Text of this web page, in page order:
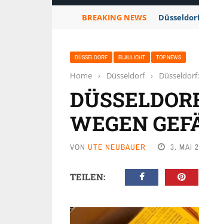
BREAKING NEWS
DÜSSELDORF BLAULICHT TOP NEWS
Home › Düsseldorf ›
WEGEN
VON UTE NEUBAUER 3. MAI
TEILEN: